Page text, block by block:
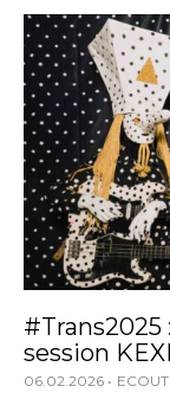
session
06.02.2026